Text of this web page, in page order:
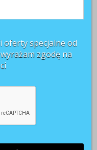
oferty specjalne od
zgodę na